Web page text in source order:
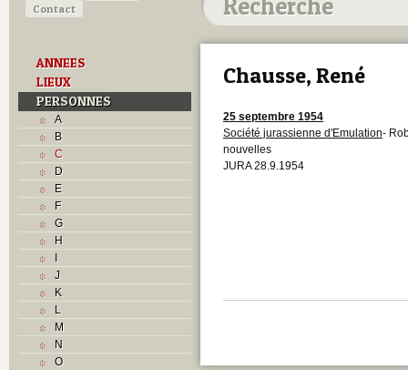
Contact
ANNEES
LIEUX
PERSONNES
A
B
C
D
E
F
G
H
I
J
K
L
M
N
O
Chausse, René
25 septembre 1954
Société jurassienne d'Emulation-
nouvelles
JURA 28.9.1954